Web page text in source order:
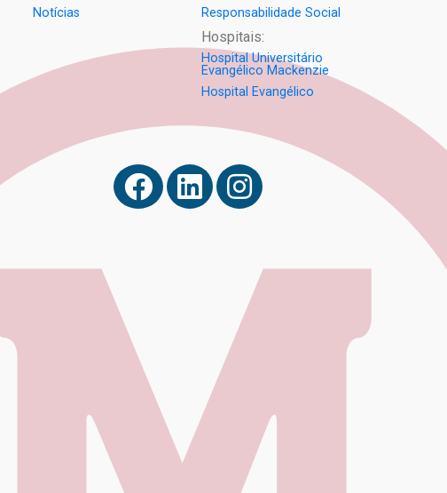
Notícias
Responsabilidade Social
Hospitais:
Hospital Universitário
Evangélico Mackenzie
Hospital Evangélico